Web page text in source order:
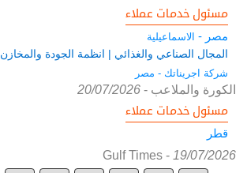
مسئول خدمات عملاء
مصر - الاسماعيلية
المجال الصناعي والغذائي | انظمة الجودة والمخازن
شركة اجريناتك - مصر
الكورة والملاعب -
20/07/2026
مسئول خدمات عملاء
قطر
Gulf Times- 19/07/2026